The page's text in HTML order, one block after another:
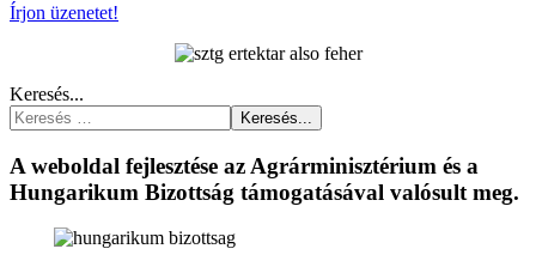
Írjon üzenetet!
Keresés...
Keresés...
A weboldal fejlesztése az Agrárminisztérium és a
Hungarikum Bizottság támogatásával valósult meg.